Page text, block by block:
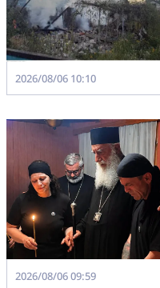
2026/08/06 10:10
2026/08/06 09:59